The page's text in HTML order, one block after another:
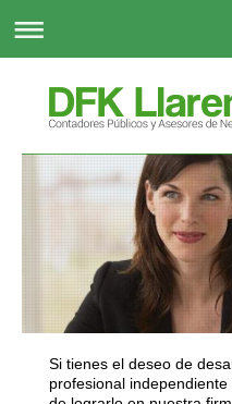
Si tienes el deseo de
profesional